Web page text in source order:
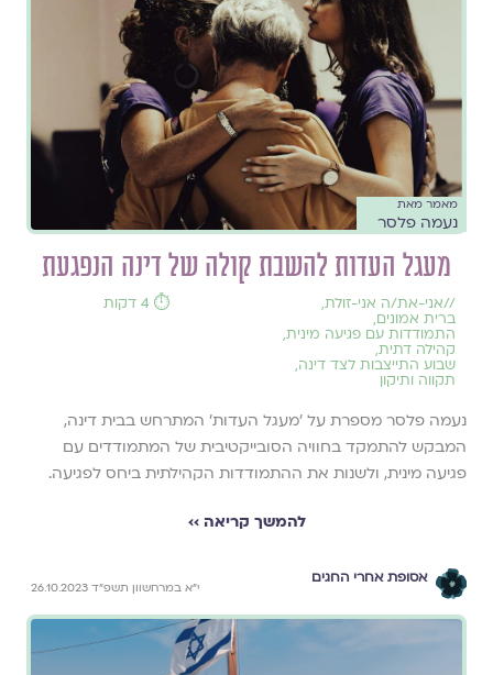
מאמר מאת
נעמה פלסר
מעגל העדות להשבת קולה של דינה הנפגעת
//אני-את/ה אני-זולת,
ברית אמונים,
התמודדות עם פגיעה מינית,
קהילה דתית,
שבוע התייצבות לצד דינה,
תקווה ותיקון
⏱️ 4 דקות
נעמה פלסר מספרת על 'מעגל העדות' המתרחש בבית דינה,
המבקש להתמקד בחוויה הסובייקטיבית של המתמודדים עם
פגיעה מינית, ולשנות את ההתמודדות הקהילתית ביחס לפגיעה.
להמשך קריאה ››
אסופת אחרי החגים
י״א במרחשוון תשפ״ד 26.10.2023